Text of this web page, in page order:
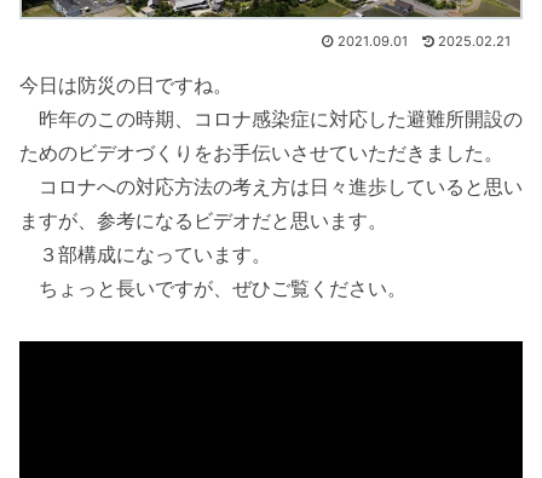
2021.09.01 2025.02.21
今日は防災の日ですね。
昨年のこの時期、コロナ感染症に対応した避難所開設の
ためのビデオづくりをお手伝いさせていただきました。
コロナへの対応方法の考え方は日々進歩していると思い
ますが、参考になるビデオだと思います。
３部構成になっています。
ちょっと長いですが、ぜひご覧ください。